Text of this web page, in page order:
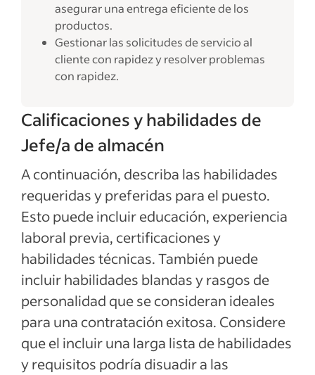
asegurar una entrega eficiente de los
productos.
Gestionar las solicitudes de servicio al
cliente con rapidez y resolver problemas
con rapidez.
Calificaciones y habilidades de
Jefe/a de almacén
A continuación, describa las habilidades
requeridas y preferidas para el puesto.
Esto puede incluir educación, experiencia
laboral previa, certificaciones y
habilidades técnicas. También puede
incluir habilidades blandas y rasgos de
personalidad que se consideran ideales
para una contratación exitosa. Considere
que el incluir una larga lista de habilidades
y requisitos podría disuadir a las